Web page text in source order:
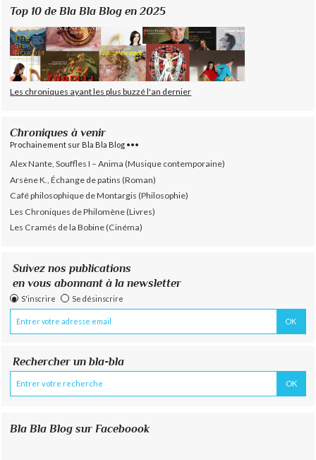
Top 10 de Bla Bla Blog en 2025
Les chroniques ayant les plus buzzé l'an dernier
Chroniques à venir
Prochainement sur Bla Bla Blog •••
Alex Nante, Souffles I – Anima (Musique contemporaine)
Arsène K., Échange de patins (Roman)
Café philosophique de Montargis (Philosophie)
Les Chroniques de Philomène (Livres)
Les Cramés de la Bobine (Cinéma)
Suivez nos publications
en vous abonnant à la newsletter
S'inscrire Se désinscrire
Rechercher un bla-bla
Bla Bla Blog sur Faceboook